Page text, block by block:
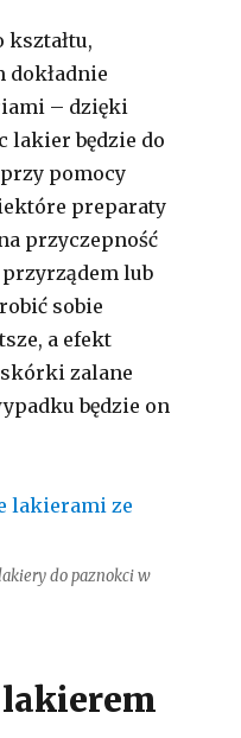
dokładnie
– dzięki
lakier będzie do
pomocy
preparaty
przyczepność
lub
sobie
a efekt
zalane
będzie on
do paznokci w